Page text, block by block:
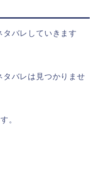
バレしていきます
タバレは見つかりませ
。